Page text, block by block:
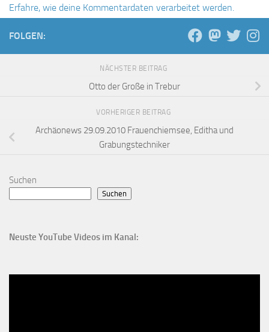
Erfahre, wie deine Kommentardaten verarbeitet werden.
FOLGEN:
NÄCHSTER BEITRAG
Otto der Große in Trebur
VORHERIGER BEITRAG
Archäonews 29.09.2010 Frauenchiemsee, Editha und
Grabungstechniker
Suchen
Suchen
Neuste YouTube Videos im Kanal: